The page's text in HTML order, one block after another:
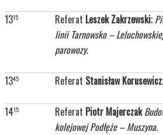
1315 Referat Leszek Zakrzewski;
linii Tarnowsko –
parowozy.
1345 Referat Stanisław Korusewicz;
1415 Referat Piotr Majerczak
kolejowej Podłęże – Muszyna.